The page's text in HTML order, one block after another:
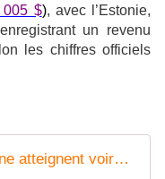
005 $), avec l’Estonie,
un revenu
les chiffres officiels
Les niveaux de salaires en Chine atteignent voire dépassent ceux de certaines régions d'Europe